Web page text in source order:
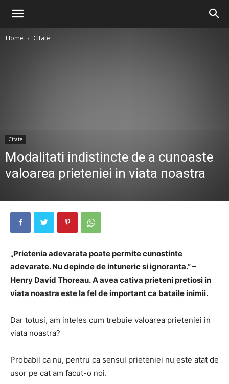
Home Citate
Citate
Modalitati indistincte de a cunoaste
valoarea prieteniei in viata noastra
„Prietenia adevarata poate permite cunostinte
adevarate. Nu depinde de intuneric si ignoranta.” –
Henry David Thoreau. A avea cativa prieteni pretiosi in
viata noastra este la fel de important ca bataile inimii.
Dar totusi, am inteles cum trebuie valoarea prieteniei in
viata noastra?
Probabil ca nu, pentru ca sensul prieteniei nu este atat de
usor pe cat am facut-o noi.